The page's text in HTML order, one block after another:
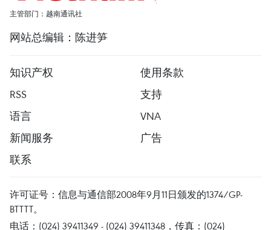
主管部门：越南通讯社
网站总编辑：陈进笋
知识产权
使用条款
RSS
支持
语言
VNA
新闻服务
广告
联系
许可证号：信息与通信部2008年9月11日颁发的1374/GP-
BTTTT。
电话：(024) 39411349 - (024) 39411348，传真：(024)